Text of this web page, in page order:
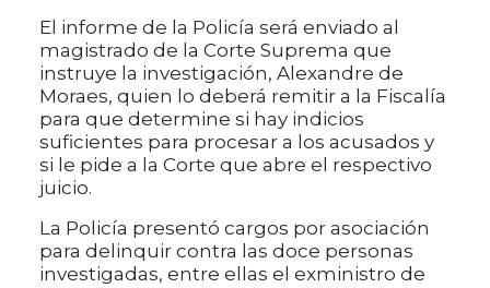
El informe de la Policía será enviado al
magistrado de la Corte Suprema que
instruye la investigación, Alexandre de
Moraes, quien lo deberá remitir a la Fiscalía
para que determine si hay indicios
suficientes para procesar a los acusados y
si le pide a la Corte que abre el respectivo
juicio.
La Policía presentó cargos por asociación
para delinquir contra las doce personas
investigadas, entre ellas el exministro de